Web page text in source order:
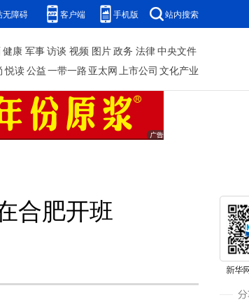
无障碍 客户端 手机版 站内搜索
健康 军事访谈 视频 图片政务 法律中央文件
悦读公益一带一路 亚太网上市公司 文化产业
合肥开班